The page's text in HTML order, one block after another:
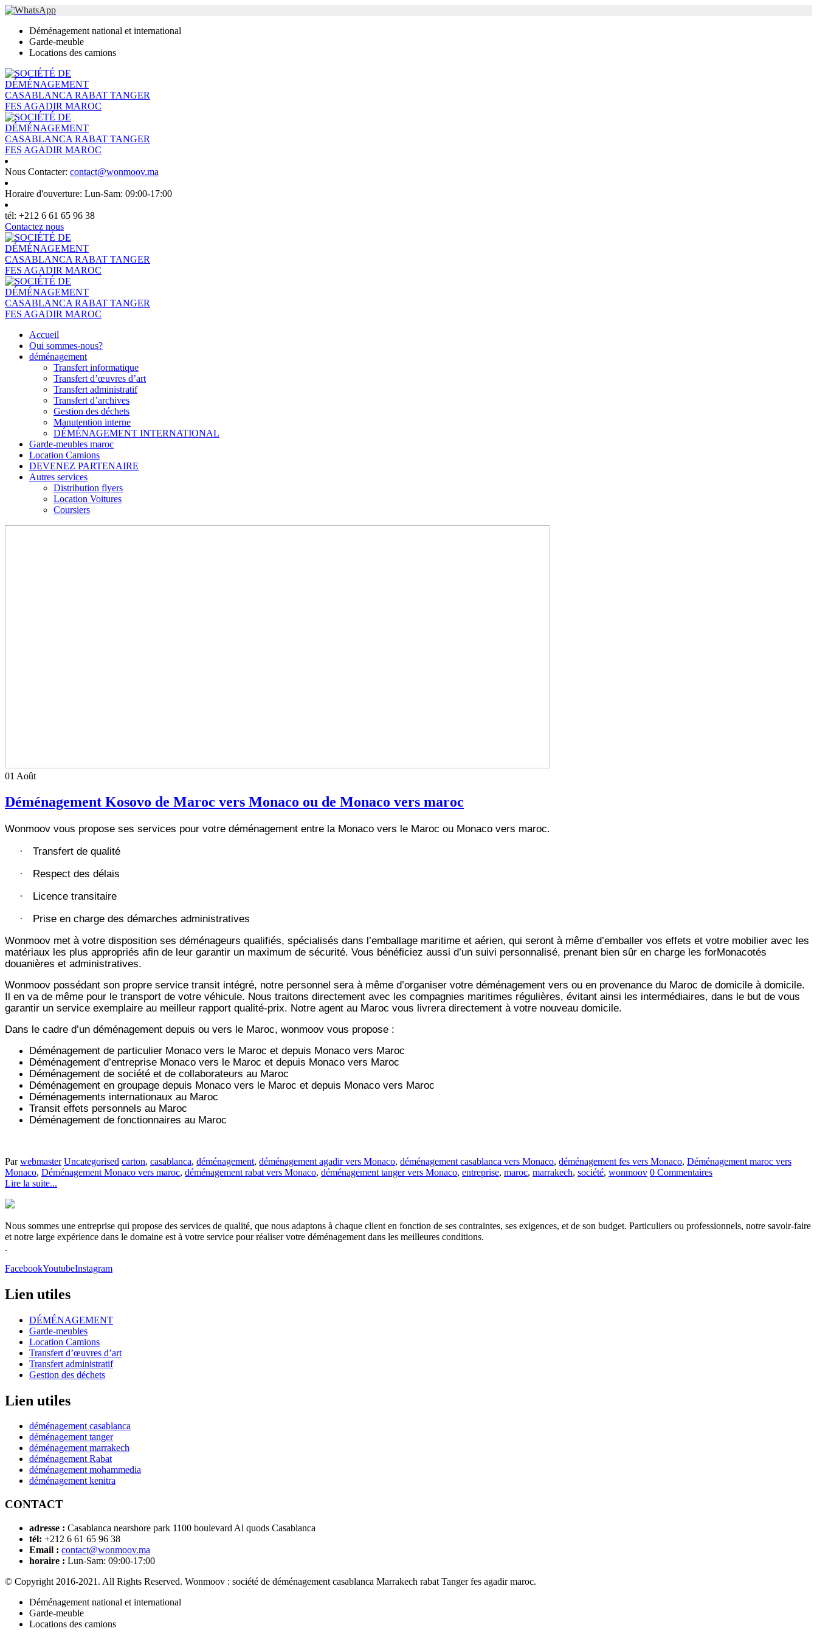
Déménagement national et international
Garde-meuble
Locations des camions
Nous Contacter: contact@wonmoov.ma
Horaire d'ouverture: Lun-Sam: 09:00-17:00
tél: +212 6 61 65 96 38
Contactez nous
Accueil
Qui sommes-nous?
déménagement
Transfert informatique
Transfert d’œuvres d’art
Transfert administratif
Transfert d’archives
Gestion des déchets
Manutention interne
DÉMÉNAGEMENT INTERNATIONAL
Garde-meubles maroc
Location Camions
DEVENEZ PARTENAIRE
Autres services
Distribution flyers
Location Voitures
Coursiers
01 Août
Déménagement Kosovo de Maroc vers Monaco ou de Monaco vers maroc
Wonmoov vous propose ses services pour votre déménagement entre la Monaco vers le Maroc ou Monaco vers maroc.
· Transfert de qualité
· Respect des délais
· Licence transitaire
·
Prise en charge des démarches administratives
Wonmoov met à votre disposition ses déménageurs qualifiés, spécialisés dans l’emballage maritime et aérien, qui seront à même d’emballer vos effets et votre mobilier avec les
matériaux les plus appropriés afin de leur garantir un maximum de sécurité. Vous bénéficiez aussi d’un suivi personnalisé, prenant bien sûr en charge les forMonacotés
douanières et administratives.
Wonmoov possédant son propre service transit intégré, notre personnel sera à même d’organiser votre déménagement vers ou en provenance du Maroc de domicile à domicile.
Il en va de même pour le transport de votre véhicule. Nous traitons directement avec les compagnies maritimes régulières, évitant ainsi les intermédiaires, dans le but de vous
garantir un service exemplaire au meilleur rapport qualité-prix. Notre agent au Maroc vous livrera directement à votre nouveau domicile.
Dans le cadre d’un déménagement depuis ou vers le Maroc, wonmoov vous propose :
Déménagement de particulier Monaco vers le Maroc et depuis Monaco vers Maroc
Déménagement d’entreprise Monaco vers le Maroc et depuis Monaco vers Maroc
Déménagement de société et de collaborateurs au Maroc
Déménagement en groupage depuis Monaco vers le Maroc et depuis Monaco vers Maroc
Déménagements internationaux au Maroc
Transit effets personnels au Maroc
Déménagement de fonctionnaires au Maroc
Parwebmaster Uncategorised carton, casablanca, déménagement, déménagement agadir vers Monaco, déménagement casablanca vers Monaco, déménagement fes vers Monaco, Déménagement maroc vers
Monaco, Déménagement Monaco vers maroc, déménagement rabat vers Monaco, déménagement tanger vers Monaco, entreprise, maroc, marrakech, société, wonmoov 0 Commentaires
Lire la suite...
Nous sommes une entreprise qui propose des services de qualité, que nous adaptons à chaque client en fonction de ses contraintes, ses exigences, et de son budget. Particuliers ou professionnels, notre savoir-faire
et notre large expérience dans le domaine est à votre service pour réaliser votre déménagement dans les meilleures conditions.
.
FacebookYoutubeInstagram
Lien utiles
DÉMÉNAGEMENT
Garde-meubles
Location Camions
Transfert d’œuvres d’art
Transfert administratif
Gestion des déchets
Lien utiles
déménagement casablanca
déménagement tanger
déménagement marrakech
déménagement Rabat
déménagement mohammedia
déménagement kenitra
CONTACT
adresse : Casablanca nearshore park 1100 boulevard Al quods Casablanca
tél: +212 6 61 65 96 38
Email : contact@wonmoov.ma
horaire : Lun-Sam: 09:00-17:00
© Copyright 2016-2021. All Rights Reserved. Wonmoov : société de déménagement casablanca Marrakech rabat Tanger fes agadir maroc.
Déménagement national et international
Garde-meuble
Locations des camions